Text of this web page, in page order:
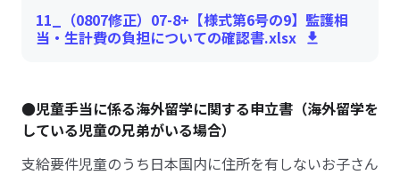
11_（0807修正）07-8+【様式第6号の9】監護相
当・生計費の負担についての確認書.xlsx
●児童手当に係る海外留学に関する申立書（海外留学を
している児童の兄弟がいる場合）
支給要件児童のうち日本国内に住所を有しないお子さん